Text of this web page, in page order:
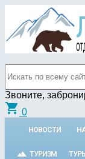
Звоните,
shopping_cart 0
НОВОСТИ
ТУРИЗМ